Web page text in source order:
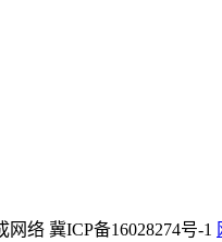
络 冀ICP备16028274号-1